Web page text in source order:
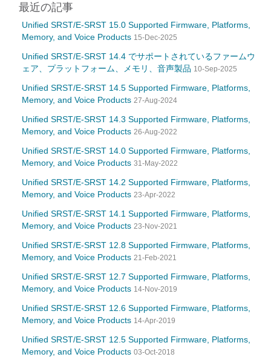
最近の記事
Unified SRST/E-SRST 15.0 Supported Firmware, Platforms,
Memory, and Voice Products 15-Dec-2025
Unified SRST/E-SRST 14.4 でサポートされているファームウ
ェア、プラットフォーム、メモリ、音声製品 10-Sep-2025
Unified SRST/E-SRST 14.5 Supported Firmware, Platforms,
Memory, and Voice Products 27-Aug-2024
Unified SRST/E-SRST 14.3 Supported Firmware, Platforms,
Memory, and Voice Products 26-Aug-2022
Unified SRST/E-SRST 14.0 Supported Firmware, Platforms,
Memory, and Voice Products 31-May-2022
Unified SRST/E-SRST 14.2 Supported Firmware, Platforms,
Memory, and Voice Products 23-Apr-2022
Unified SRST/E-SRST 14.1 Supported Firmware, Platforms,
Memory, and Voice Products 23-Nov-2021
Unified SRST/E-SRST 12.8 Supported Firmware, Platforms,
Memory, and Voice Products 21-Feb-2021
Unified SRST/E-SRST 12.7 Supported Firmware, Platforms,
Memory, and Voice Products 14-Nov-2019
Unified SRST/E-SRST 12.6 Supported Firmware, Platforms,
Memory, and Voice Products 14-Apr-2019
Unified SRST/E-SRST 12.5 Supported Firmware, Platforms,
Memory, and Voice Products 03-Oct-2018